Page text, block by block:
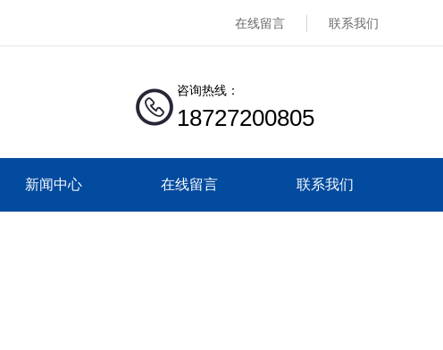
在线留言 联系我们
咨询热线：
18727200805
新闻中心 在线留言 联系我们